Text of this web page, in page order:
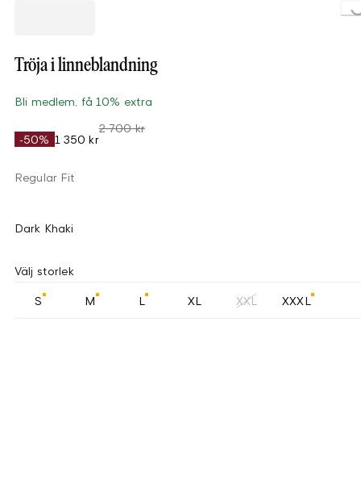
Loading...
Tröja i linneblandning
Bli medlem, få 10% extra
-50% 1 350 kr
2 700 kr
Regular Fit
Dark Khaki
Välj storlek
S M L XL XXL XXXL